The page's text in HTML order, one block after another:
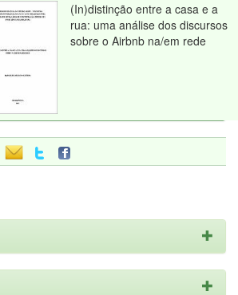
(In)distinção entre a casa e a
rua: uma análise dos discursos
sobre o Airbnb na/em rede